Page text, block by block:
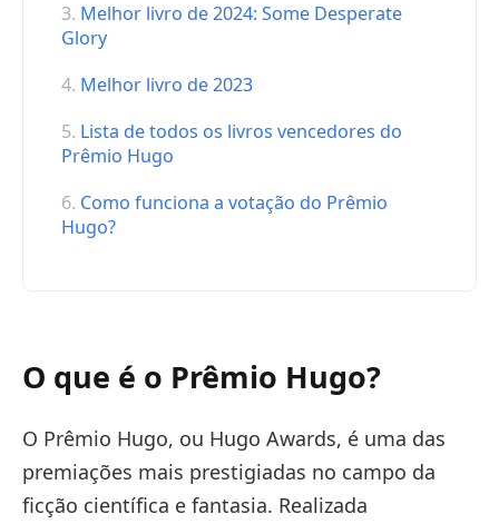
Melhor livro de 2024: Some Desperate
Glory
Melhor livro de 2023
Lista de todos os livros vencedores do
Prêmio Hugo
Como funciona a votação do Prêmio
Hugo?
O que é o Prêmio Hugo?
O Prêmio Hugo, ou Hugo Awards, é uma das
premiações mais prestigiadas no campo da
ficção científica e fantasia. Realizada